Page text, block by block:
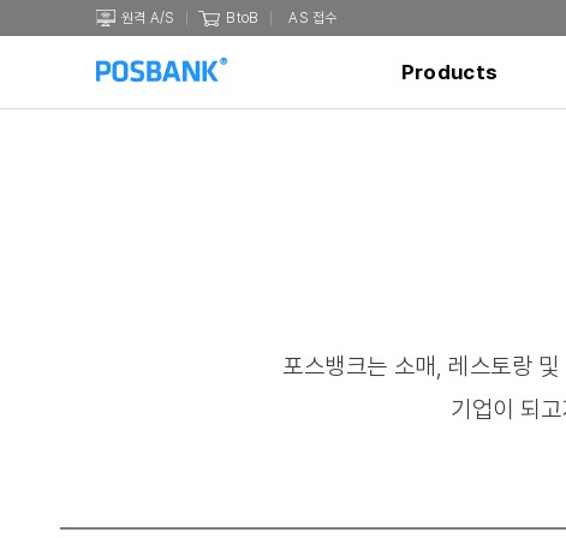
원격 A/S BtoB AS 접수
Products
포스뱅크는 소매, 레스토랑
기업이 되